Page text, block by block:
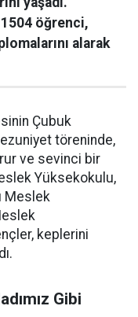
1504 öğrenci,
alarak
Çubuk
töreninde,
ve sevinci bir
Yüksekokulu,
Meslek
keplerini
Gibi